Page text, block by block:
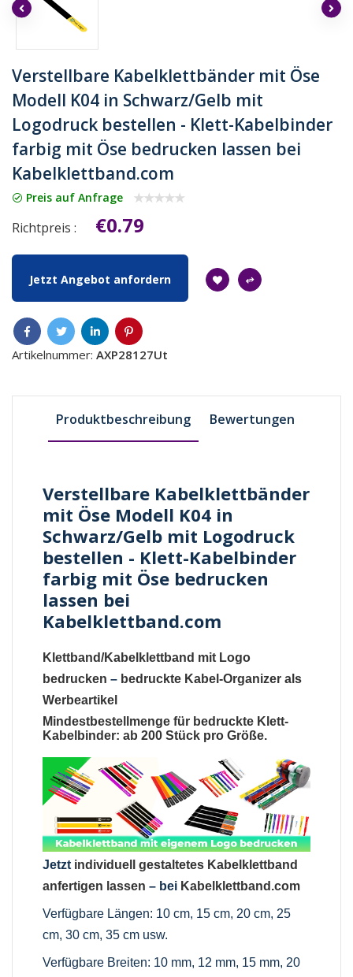
Verstellbare Kabelklettbänder mit Öse
Modell K04 in Schwarz/Gelb mit
Logodruck bestellen - Klett-Kabelbinder
farbig mit Öse bedrucken lassen bei
Kabelklettband.com
Preis auf Anfrage
Richtpreis : €0.79
Jetzt Angebot anfordern
Artikelnummer: AXP28127Ut
Produktbeschreibung Bewertungen
Verstellbare Kabelklettbänder
mit Öse Modell K04 in
Schwarz/Gelb mit Logodruck
bestellen - Klett-Kabelbinder
farbig mit Öse bedrucken
lassen bei
Kabelklettband.com
Klettband/Kabelklettband mit Logo
bedrucken – bedruckte Kabel-Organizer als
Werbeartikel
Mindestbestellmenge für bedruckte Klett-
Kabelbinder: ab 200 Stück pro Größe.
Jetzt individuell gestaltetes Kabelklettband
anfertigen lassen – bei Kabelklettband.com
Verfügbare Längen: 10 cm, 15 cm, 20 cm, 25
cm, 30 cm, 35 cm usw.
Verfügbare Breiten: 10 mm, 12 mm, 15 mm, 20